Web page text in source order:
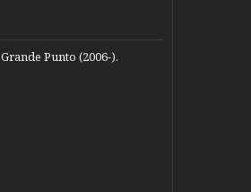
Punto (2006-).